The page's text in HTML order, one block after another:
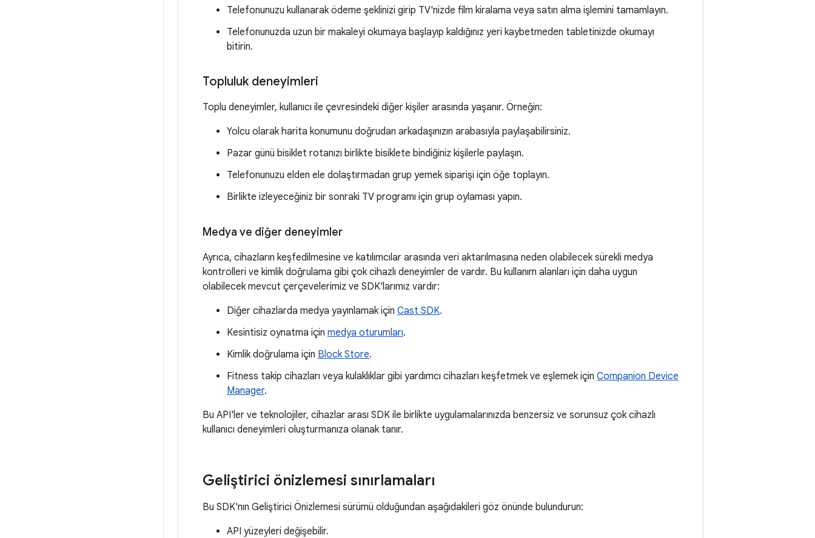
Telefonunuzu kullanarak ödeme şeklinizi girip TV'nizde film kiralama veya satın alma işlemini tamamlayın.
Telefonunuzda uzun bir makaleyi okumaya başlayıp kaldığınız yeri kaybetmeden tabletinizde okumayı
bitirin.
Topluluk deneyimleri
Toplu deneyimler, kullanıcı ile çevresindeki diğer kişiler arasında yaşanır. Örneğin:
Yolcu olarak harita konumunu doğrudan arkadaşınızın arabasıyla paylaşabilirsiniz.
Pazar günü bisiklet rotanızı birlikte bisiklete bindiğiniz kişilerle paylaşın.
Telefonunuzu elden ele dolaştırmadan grup yemek siparişi için öğe toplayın.
Birlikte izleyeceğiniz bir sonraki TV programı için grup oylaması yapın.
Medya ve diğer deneyimler
Ayrıca, cihazların keşfedilmesine ve katılımcılar arasında veri aktarılmasına neden olabilecek sürekli medya
kontrolleri ve kimlik doğrulama gibi çok cihazlı deneyimler de vardır. Bu kullanım alanları için daha uygun
olabilecek mevcut çerçevelerimiz ve SDK'larımız vardır:
Diğer cihazlarda medya yayınlamak için Cast SDK.
Kesintisiz oynatma için medya oturumları.
Kimlik doğrulama için Block Store.
Fitness takip cihazları veya kulaklıklar gibi yardımcı cihazları keşfetmek ve eşlemek için Companion Device
Manager.
Bu API'ler ve teknolojiler, cihazlar arası SDK ile birlikte uygulamalarınızda benzersiz ve sorunsuz çok cihazlı
kullanıcı deneyimleri oluşturmanıza olanak tanır.
Geliştirici önizlemesi sınırlamaları
Bu SDK'nın Geliştirici Önizlemesi sürümü olduğundan aşağıdakileri göz önünde bulundurun:
API yüzeyleri değişebilir.